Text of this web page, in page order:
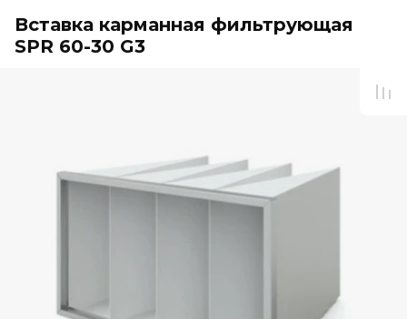
Вставка карманная фильтрующая
SPR 60-30 G3